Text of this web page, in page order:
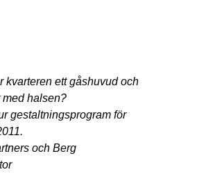
kvarteren ett gåshuvud och
med halsen?
gestaltningsprogram för
och Berg